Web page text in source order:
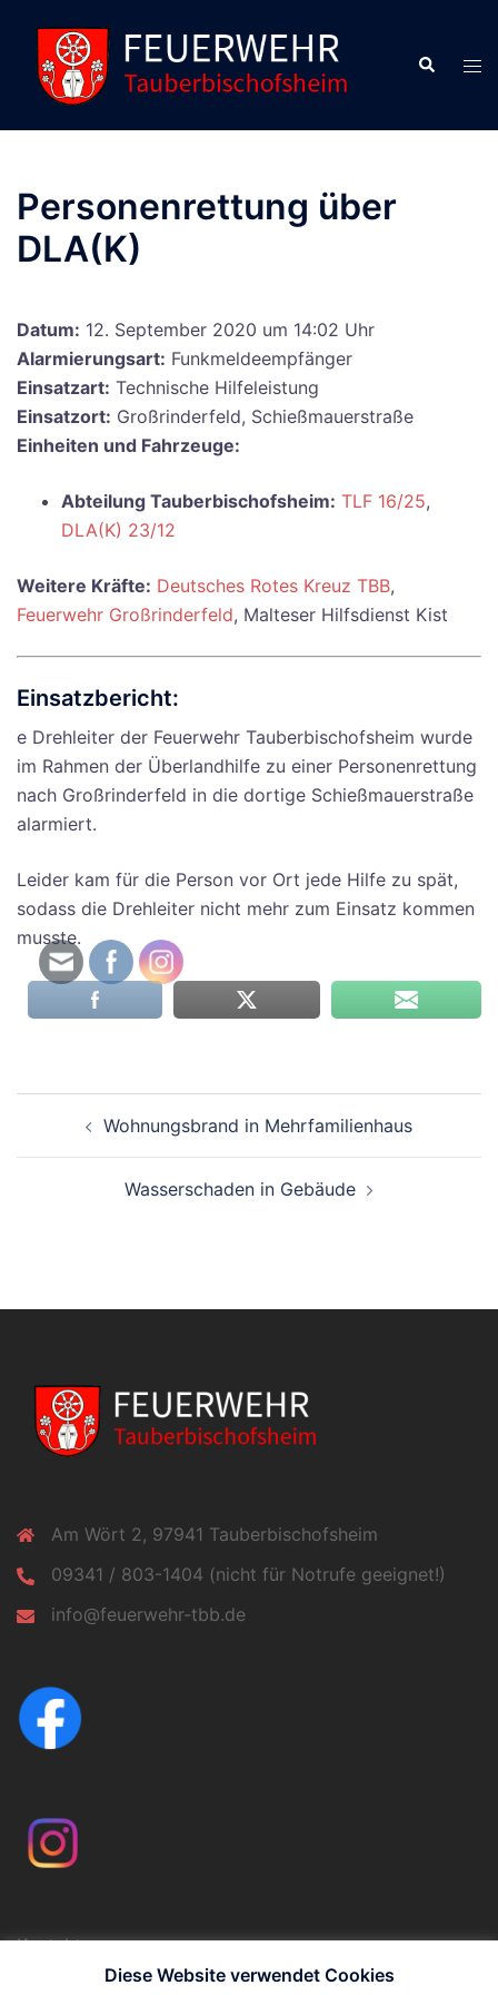
Inhalt
springen
Suche
Personenrettung über
DLA(K)
Datum: 12. September 2020 um 14:02 Uhr
Alarmierungsart: Funkmeldeempfänger
Einsatzart: Technische Hilfeleistung
Einsatzort: Großrinderfeld, Schießmauerstraße
Einheiten und Fahrzeuge:
Abteilung Tauberbischofsheim: TLF 16/25,
DLA(K) 23/12
Weitere Kräfte: Deutsches Rotes Kreuz TBB,
Feuerwehr Großrinderfeld, Malteser Hilfsdienst Kist
Einsatzbericht:
e Drehleiter der Feuerwehr Tauberbischofsheim wurde
im Rahmen der Überlandhilfe zu einer Personenrettung
nach Großrinderfeld in die dortige Schießmauerstraße
alarmiert.
Leider kam für die Person vor Ort jede Hilfe zu spät,
sodass die Drehleiter nicht mehr zum Einsatz kommen
musste.
Wohnungsbrand in Mehrfamilienhaus
Wasserschaden in Gebäude
Am Wört 2, 97941 Tauberbischofsheim
09341 / 803-1404 (nicht für Notrufe geeignet!)
info@feuerwehr-tbb.de
Kontakt
ImpressumDiese Website verwendet Cookies